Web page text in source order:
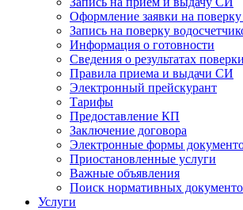
Оформление заявки на
Запись на поверку
Информация о готовности
Сведения о результатах
Правила приема и выдачи СИ
Электронный прейскурант
Тарифы
Предоставление КП
Заключение договора
Электронные формы
Приостановленные услуги
Важные объявления
Поиск нормативных
Услуги